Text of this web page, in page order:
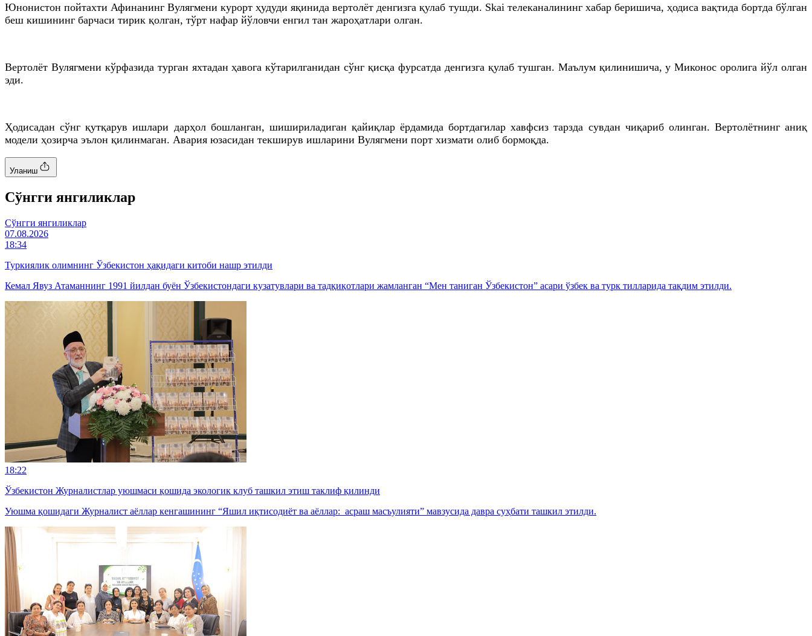
Юнонистон пойтахти Афинанинг Вулягмени курорт ҳудуди яқинида вертолёт денгизга қулаб тушди. Skai телеканалининг хабар беришича, ҳодиса вақтида бортда бўлган
беш кишининг барчаси тирик қолган, тўрт нафар йўловчи енгил тан жароҳатлари олган.
Вертолёт Вулягмени кўрфазида турган яхтадан ҳавога кўтарилганидан сўнг қисқа фурсатда денгизга қулаб тушган. Маълум қилинишича, у Миконос оролига йўл олган
эди.
Ҳодисадан сўнг қутқарув ишлари дарҳол бошланган, шишириладиган қайиқлар ёрдамида бортдагилар хавфсиз тарзда сувдан чиқариб олинган. Вертолётнинг аниқ
модели ҳозирча эълон қилинмаган. Авария юзасидан текширув ишларини Вулягмени порт хизмати олиб бормоқда.
Уланиш
Cўнгги янгиликлар
Cўнгги янгиликлар
07.08.2026
18:34
Туркиялик олимнинг Ўзбекистон ҳақидаги китоби нашр этилди
Кемал Явуз Атаманнинг 1991 йилдан буён Ўзбекистондаги кузатувлари ва тадқиқотлари жамланган “Мен таниган Ўзбекистон” асари ўзбек ва турк тилларида тақдим этилди.
18:22
Ўзбекистон Журналистлар уюшмаси қошида экологик клуб ташкил этиш таклиф қилинди
Уюшма қошидаги Журналист аёллар кенгашининг “Яшил иқтисодиёт ва аёллар: асраш масъулияти” мавзусида давра суҳбати ташкил этилди.